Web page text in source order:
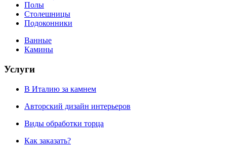
Полы
Столешницы
Подоконники
Ванные
Камины
Услуги
В Италию за камнем
Авторский дизайн интерьеров
Виды обработки торца
Как заказать?